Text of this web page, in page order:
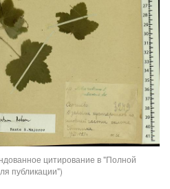
цитирование в "Полной
публикации")